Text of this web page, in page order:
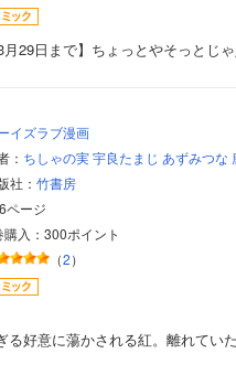
月29日まで】ちょっとやそっとじ
イズラブ漫画
： ちしゃの実 宇良たまじ あずみつな
社： 竹書房
ページ
購入：300ポイント
（2）
る好意に蕩かされる紅。離れてい